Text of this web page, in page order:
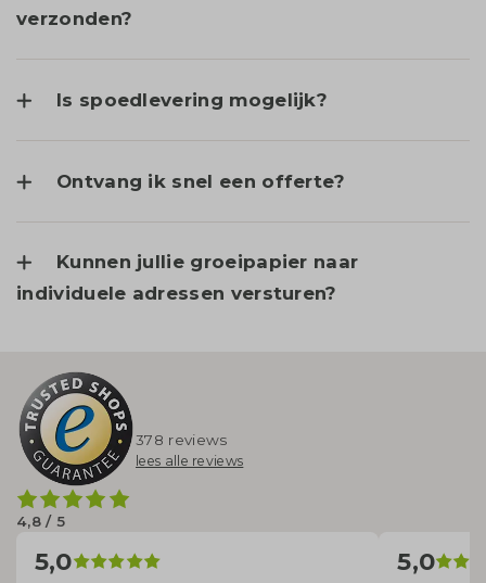
verzonden?
Is spoedlevering mogelijk?
Ontvang ik snel een offerte?
Kunnen jullie groeipapier naar
individuele adressen versturen?
4,8 / 5
378 reviews
lees alle reviews
5,0 5,0